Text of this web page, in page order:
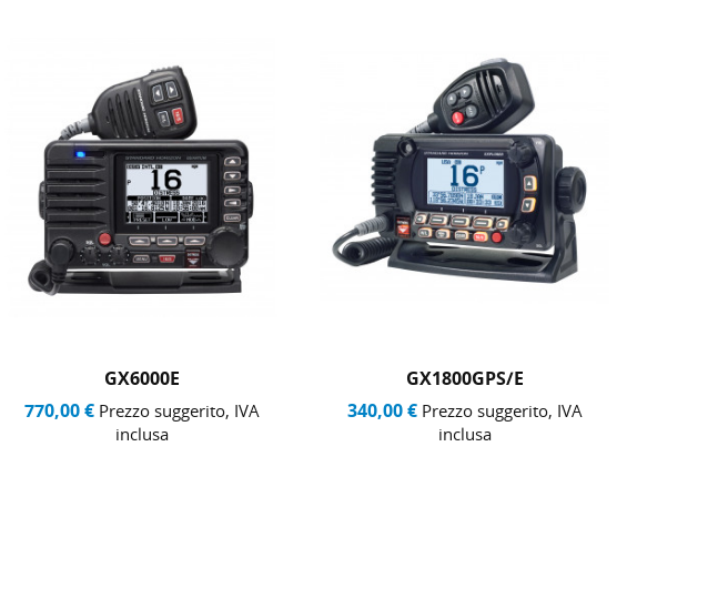
GX6000E
770,00 €Prezzo suggerito, IVA
inclusa
GX1800GPS/E
340,00 €Prezzo suggerito, IVA
inclusa